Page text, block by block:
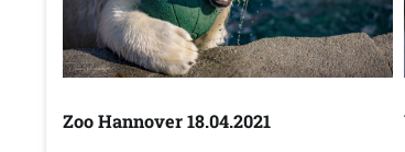
Zoo Hannover 18.04.2021